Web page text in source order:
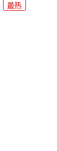
最热